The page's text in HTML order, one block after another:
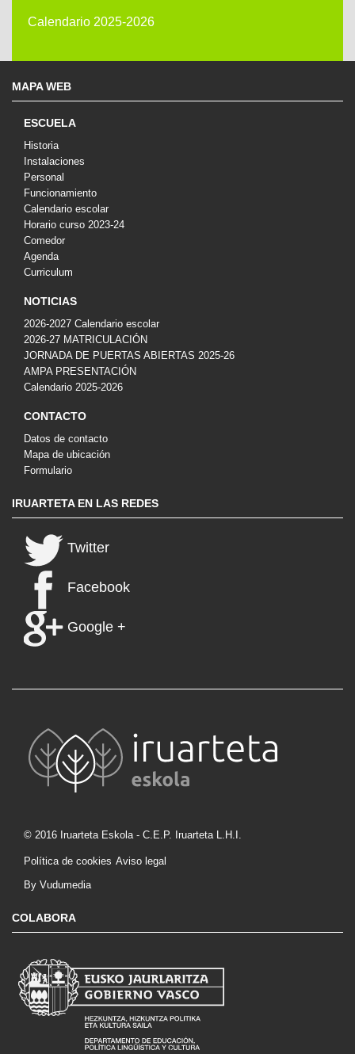
Calendario 2025-2026
MAPA WEB
ESCUELA
Historia
Instalaciones
Personal
Funcionamiento
Calendario escolar
Horario curso 2023-24
Comedor
Agenda
Curriculum
NOTICIAS
2026-2027 Calendario escolar
2026-27 MATRICULACIÓN
JORNADA DE PUERTAS ABIERTAS 2025-26
AMPA PRESENTACIÓN
Calendario 2025-2026
CONTACTO
Datos de contacto
Mapa de ubicación
Formulario
IRUARTETA EN LAS REDES
Twitter
Facebook
Google +
© 2016 Iruarteta Eskola - C.E.P. Iruarteta L.H.I.
Política de cookies Aviso legal
By Vudumedia
COLABORA